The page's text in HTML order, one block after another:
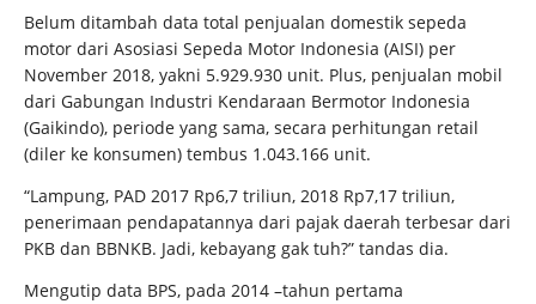
Belum ditambah data total penjualan domestik sepeda
motor dari Asosiasi Sepeda Motor Indonesia (AISI) per
November 2018, yakni 5.929.930 unit. Plus, penjualan mobil
dari Gabungan Industri Kendaraan Bermotor Indonesia
(Gaikindo), periode yang sama, secara perhitungan retail
(diler ke konsumen) tembus 1.043.166 unit.
“Lampung, PAD 2017 Rp6,7 triliun, 2018 Rp7,17 triliun,
penerimaan pendapatannya dari pajak daerah terbesar dari
PKB dan BBNKB. Jadi, kebayang gak tuh?” tandas dia.
Mengutip data BPS, pada 2014 –tahun pertama